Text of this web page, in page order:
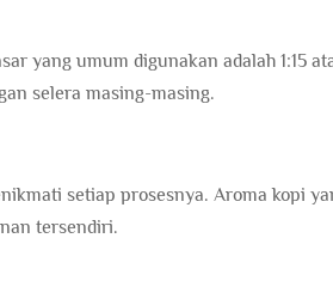
yang umum digunakan adalah 1:15
selera masing-masing.
setiap prosesnya. Aroma kopi
tersendiri.